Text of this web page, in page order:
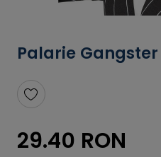
Palarie Gangster
29.40 RON